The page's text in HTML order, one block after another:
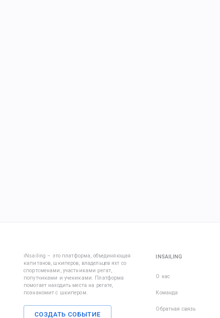
iNsailing – это платформа, объединяющая
капитанов, шкиперов, владельцев яхт со
спортсменами, участниками регат,
попутчиками и учениками. Платформа
помогает находить места на регате,
познакомит с шкипером.
СОЗДАТЬ СОБЫТИЕ
INSAILING
О нас
Команда
Обратная связь